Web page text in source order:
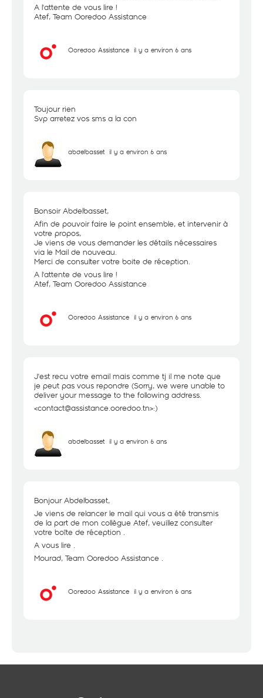
A l'attente de vous lire !
Atef, Team Ooredoo Assistance
Ooredoo Assistance il y a environ 6 ans
Toujour rien
Svp arretez vos sms a la con
abdelbasset il y a environ 6 ans
Bonsoir Abdelbasset,
Afin de pouvoir faire le point ensemble, et intervenir à
votre propos,
Je viens de vous demander les détails nécessaires
via le Mail de nouveau.
Merci de consulter votre boite de réception.
A l'attente de vous lire !
Atef, Team Ooredoo Assistance
Ooredoo Assistance il y a environ 6 ans
J'est recu votre email mais comme tj il me note que
je peut pas vous repondre (Sorry, we were unable to
deliver your message to the following address.
<contact@assistance.ooredoo.tn>:)
abdelbasset il y a environ 6 ans
Bonjour Abdelbasset,
Je viens de relancer le mail qui vous a été transmis
de la part de mon collègue Atef, veuillez consulter
votre boîte de réception .
A vous lire .
Mourad, Team Ooredoo Assistance .
Ooredoo Assistance il y a environ 6 ans